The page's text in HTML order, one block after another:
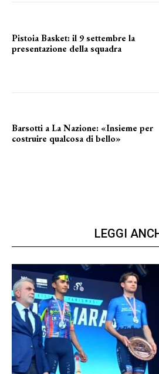
Pistoia Basket: il 9 settembre la
presentazione della squadra
Barsotti a La Nazione: «Insieme per
costruire qualcosa di bello»
LEGGI